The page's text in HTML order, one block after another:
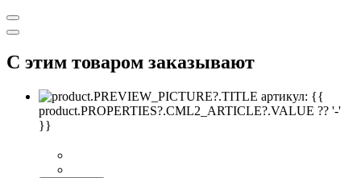
С этим товаром заказывают
артикул: {{
product.PROPERTIES?.CML2_ARTICLE?.VALUE ?? '-'
}}